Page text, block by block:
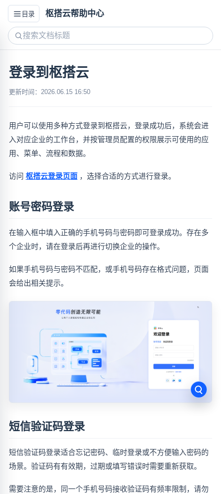
目录 枢搭云帮助中心
登录到枢搭云
更新时间：2026.06.15 16:50
用户可以使用多种方式登录到枢搭云，登录成功后，系统会进
入对应企业的工作台，并按管理员配置的权限展示可使用的应
用、菜单、流程和数据。
访问 枢搭云登录页面 ，选择合适的方式进行登录。
账号密码登录
在输入框中填入正确的手机号码与密码即可登录成功。存在多
个企业时，请在登录后再进行切换企业的操作。
如果手机号码与密码不匹配，或手机号码存在格式问题，页面
会给出相关提示。
短信验证码登录
短信验证码登录适合忘记密码、临时登录或不方便输入密码的
场景。验证码有有效期，过期或填写错误时需要重新获取。
需要注意的是，同一个手机号码接收验证码有频率限制，请勿